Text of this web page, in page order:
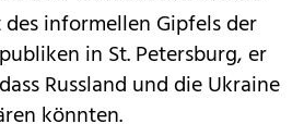
informellen Gipfels der
in St. Petersburg, er
Russland und die Ukraine
könnten.